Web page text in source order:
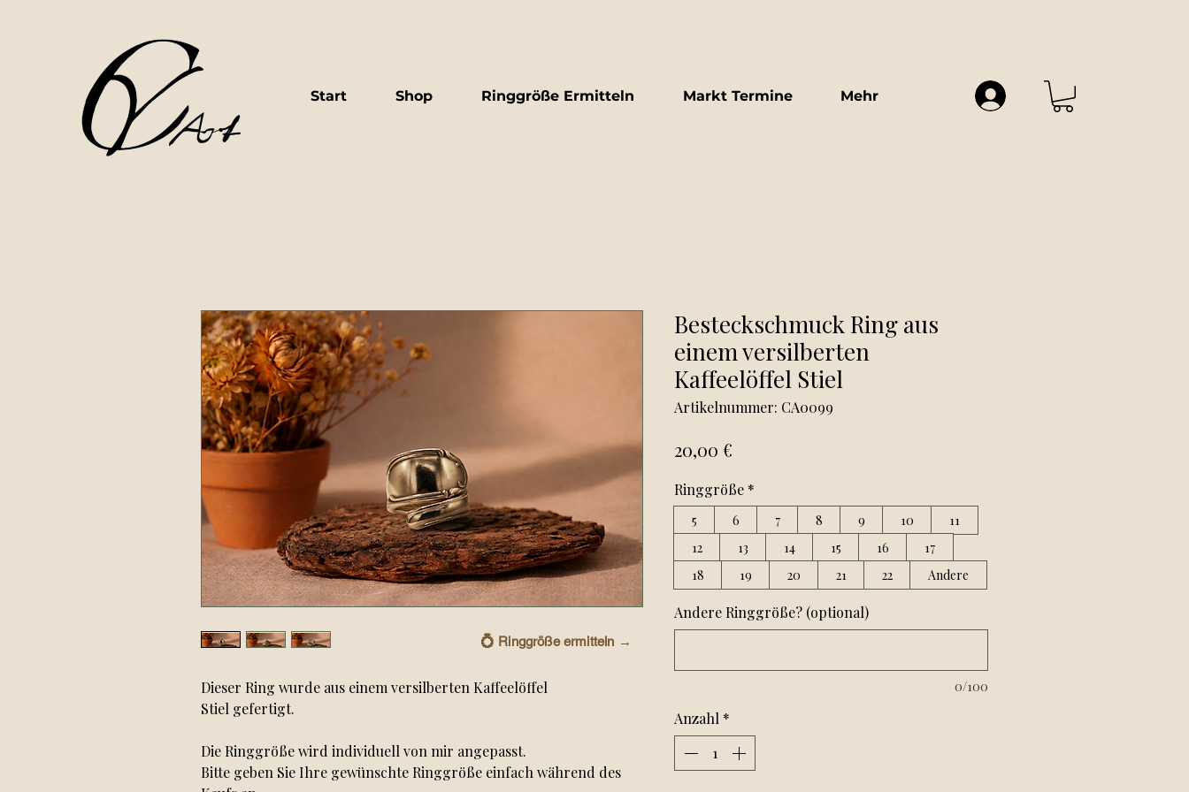
Start Shop Ringgröße Ermitteln Markt Termine Mehr
Dieser Ring wurde aus einem versilberten Kaffeelöffel
Stiel gefertigt.
Die Ringgröße wird individuell von mir angepasst.
Bitte geben Sie Ihre gewünschte Ringgröße einfach während des
Besteckschmuck Ring aus
einem versilberten
Kaffeelöffel Stiel
Artikelnummer: CA0099
20,00 €
Ringgröße *
5 6 7 8 9 10
11
12
13 14 15 16
17
18
19 20 21 22 Andere
Andere Ringgröße? (optional)
0/100
Anzahl *
💍 Ringgröße ermitteln →